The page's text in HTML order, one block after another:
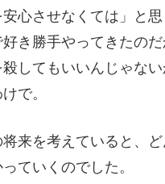
心させなくては」と思
き勝手やってきたの
してもいいんじゃない
で。
来を考えていると、
ていくのでした。